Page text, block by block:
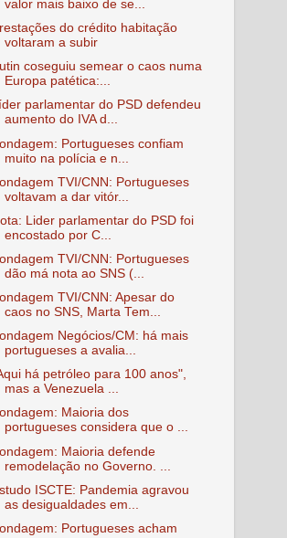
valor mais baixo de se...
do crédito habitação
voltaram a subir
coseguiu semear o caos numa
Europa patética:...
parlamentar do PSD defendeu
aumento do IVA d...
Portugueses confiam
muito na polícia e n...
TVI/CNN: Portugueses
voltavam a dar vitór...
Lider parlamentar do PSD foi
encostado por C...
TVI/CNN: Portugueses
dão má nota ao SNS (...
TVI/CNN: Apesar do
caos no SNS, Marta Tem...
Negócios/CM: há mais
portugueses a avalia...
há petróleo para 100 anos",
mas a Venezuela ...
Maioria dos
portugueses considera que o ...
Maioria defende
remodelação no Governo. ...
ISCTE: Pandemia agravou
as desigualdades em...
Portugueses acham